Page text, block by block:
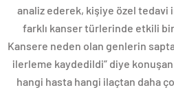
analiz ederek, kişiye özel tedavi
farklı kanser türlerinde etkili
Kansere neden olan genlerin
ilerleme kaydedildi” diye
hangi hasta hangi ilaçtan daha